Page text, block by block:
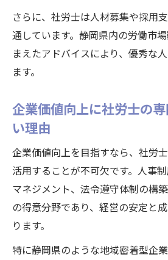
さらに、社労士は人材募集や採用
通しています。静岡県内の労働市
まえたアドバイスにより、優秀な
ます。
企業価値向上に社労士の
い理由
企業価値向上を目指すなら、社労
活用することが不可欠です。人事
マネジメント、法令遵守体制の構
の得意分野であり、経営の安定と
ります。
特に静岡県のような地域密着型企